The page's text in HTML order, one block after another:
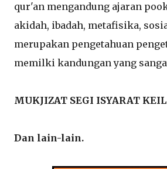
qur'an mengandung ajaran
akidah, ibadah, metafisika,
merupakan pengetahuan
memilki kandungan yang
MUKJIZAT SEGI ISYARAT
Dan lain-lain.